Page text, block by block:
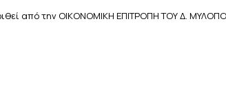
από την ΟΙΚΟΝΟΜΙΚΗ ΕΠΙΤΡΟΠΗ ΤΟΥ Δ.